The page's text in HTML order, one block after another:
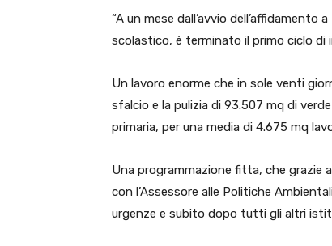
“A un mese dall’avvio
scolastico, è terminato il primo ciclo di
Un lavoro enorme che in sole venti
sfalcio e la pulizia di 93.507 mq di
primaria, per una media di 4.675 mq
Una programmazione fitta, che grazie
con l’Assessore alle Politiche
urgenze e subito dopo tutti gli altri